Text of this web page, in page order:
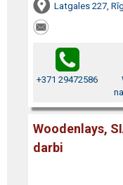
Latgales 227,
+371 29472586
Woodenlays,
darbi